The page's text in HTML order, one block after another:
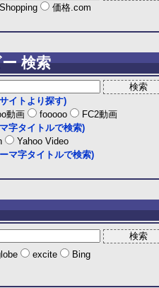
価格.com
検索
イトより探す)
動画 fooooo
FC2動画
字タイトルで検索)
Yahoo Video
マ字タイトルで検索)
excite
Bing